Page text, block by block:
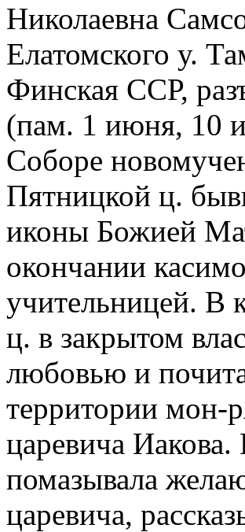
Николаевна
Елатомского у.
Финская ССР,
(пам. 1 июня, 10
Соборе
Пятницкой ц.
иконы Божией
окончании
учительницей. В
ц. в закрытом
любовью и
территории мон-
царевича Иакова.
помазывала
царевича,